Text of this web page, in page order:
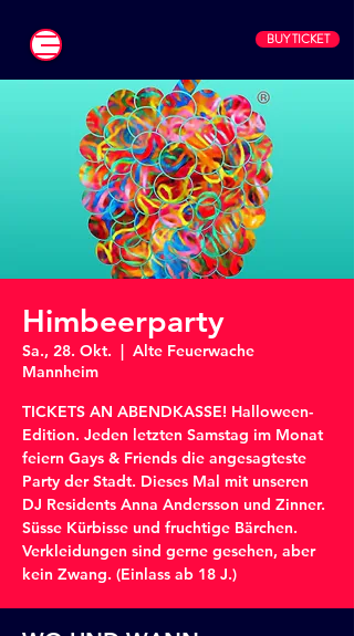
BUY TICKET
Himbeerparty
Sa., 28. Okt.
  |
Alte Feuerwache
Mannheim
TICKETS AN ABENDKASSE! Halloween-
Edition. Jeden letzten Samstag im Monat
feiern Gays & Friends die angesagteste
Party der Stadt. Dieses Mal mit unseren
DJ Residents Anna Andersson und Zinner.
Süsse Kürbisse und fruchtige Bärchen.
Verkleidungen sind gerne gesehen, aber
kein Zwang. (Einlass ab 18 J.)